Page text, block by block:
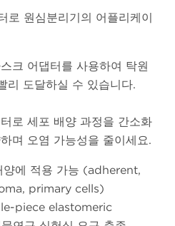
로 원심분리기의 어플리케이
크 어댑터를 사용하여 탁원
리 도달하실 수 있습니다.
로 세포 배양 과정을 간소화
며 오염 가능성을 줄이세요.
양에 적용 가능 (adherent,
primary cells)
piece elastomeric